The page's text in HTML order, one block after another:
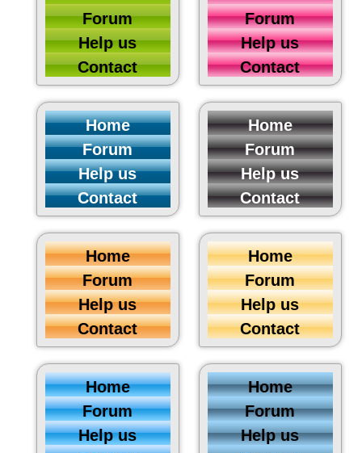
Forum
Help us
Contact
Forum
Help us
Contact
Home
Forum
Help us
Contact
Home
Forum
Help us
Contact
Home
Forum
Help us
Contact
Home
Forum
Help us
Contact
Home
Forum
Help us
Home
Forum
Help us